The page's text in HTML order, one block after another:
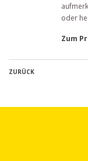
oder
Zum
ZURÜCK